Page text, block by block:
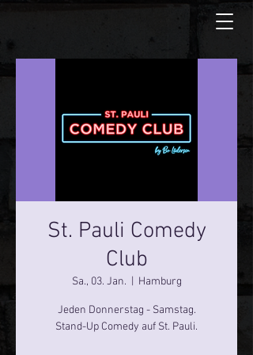
St. Pauli Comedy
Club
Sa., 03. Jan. Hamburg
Jeden Donnerstag - Samstag.
Stand-Up Comedy auf St. Pauli.